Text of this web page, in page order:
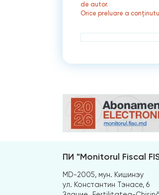
de autor.
Orice preluare a
ПИ "Monitorul Fiscal
MD-2005, мун. Кишинэу
ул. Константин Тэнасе, 6